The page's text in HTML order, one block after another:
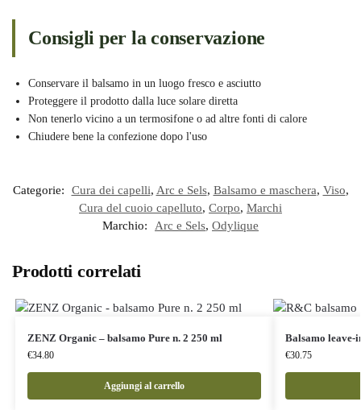
Consigli per la conservazione
Conservare il balsamo in un luogo fresco e asciutto
Proteggere il prodotto dalla luce solare diretta
Non tenerlo vicino a un termosifone o ad altre fonti di calore
Chiudere bene la confezione dopo l'uso
Categorie: Cura dei capelli, Arc e Sels, Balsamo e maschera, Viso,
Cura del cuoio capelluto, Corpo, Marchi
Marchio:
Arc e Sels, Odylique
Prodotti correlati
ZENZ Organic – balsamo Pure n. 2 250 ml
€34.80
Aggiungi al carrello
Balsamo leave-
€30.75